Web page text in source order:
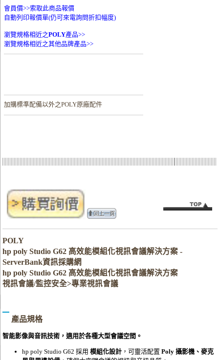
會員價>>索取此商品報價
自動列印報價單(仍可來電詢問折扣幅度)
瀏覽規格相近之POLY產品>>
瀏覽規格相近之其他品牌產品>>
加購標準配備以外之POLY原廠配件
POLY
hp poly Studio G62 高效能模組化視訊會議解決方案 -
ServerBank資訊採購網
hp poly Studio G62 高效能模組化視訊會議解決方案
視訊會議/監控安全>專業視訊會議
產品規格
智能影像與音訊技術，適用於各種大型會議空間。
hp poly Studio G62 採用 模組化設計 ，可靈活配置 Poly 攝影機、麥克